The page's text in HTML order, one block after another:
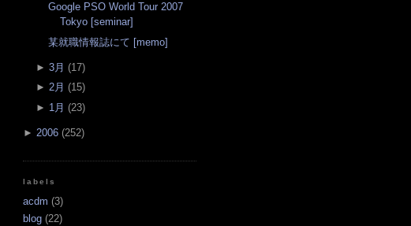
Google PSO World Tour 2007
Tokyo [seminar]
某就職情報誌にて [memo]
► 3月 (17)
► 2月 (15)
► 1月 (23)
► 2006 (252)
labels
acdm (3)
blog (22)